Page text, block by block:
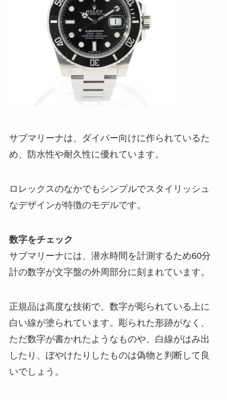
サブマリーナは、ダイバー向けに作られているた
め、防水性や耐久性に優れています。
ロレックスのなかでもシンプルでスタイリッシュ
なデザインが特徴のモデルです。
数字をチェック
サブマリーナには、潜水時間を計測するため60分
計の数字が文字盤の外周部分に刻まれています。
正規品は高度な技術で、数字が彫られている上に
白い線が塗られています。彫られた形跡がなく、
ただ数字が書かれたようなものや、白線がはみ出
したり、ぼやけたりしたものは偽物と判断して良
いでしょう。